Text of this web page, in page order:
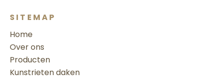
SITEMAP
Home
Over ons
Producten
Kunstrieten daken